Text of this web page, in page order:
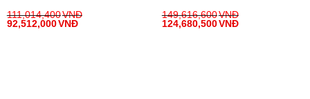
111,014,400VNĐ
92,512,000VNĐ
149,616,600VNĐ
124,680,500VNĐ